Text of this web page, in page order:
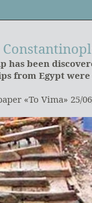
has been
from Egypt
«To Vima» 25/